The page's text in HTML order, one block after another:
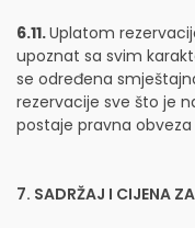
6.11.Uplatom
upoznat sa svim
se određena
rezervacije sve što je
postaje pravna
7. SADRŽAJ I CIJENA